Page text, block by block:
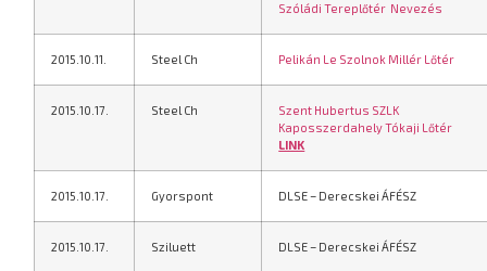
Szóládi Tereplőtér Nevezés
2015.10.11. Steel Ch Pelikán Le Szolnok Millér Lőtér
2015.10.17. Steel Ch
Szent Hubertus SZLK
Kaposszerdahely Tókaji Lőtér
LINK
2015.10.17. Gyorspont DLSE – Derecskei ÁFÉSZ
2015.10.17. Sziluett DLSE – Derecskei ÁFÉSZ